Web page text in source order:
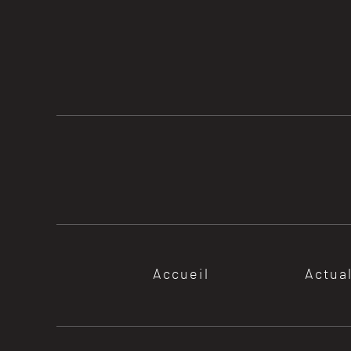
Accueil